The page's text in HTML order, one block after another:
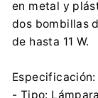
en metal y
dos bombillas
de hasta 11 W.
Especificación:
- Tipo: